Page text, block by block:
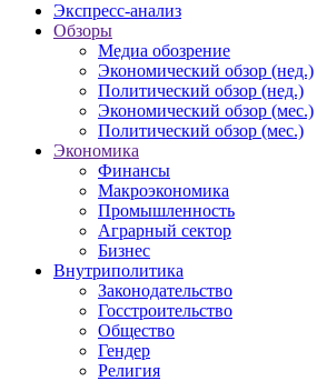
Экспресс-анализ
Обзоры
Медиа обозрение
Экономический обзор (нед.)
Политический обзор (нед.)
Экономический обзор (мес.)
Политический обзор (мес.)
Экономика
Финансы
Макроэкономика
Промышленность
Аграрный сектор
Бизнес
Внутриполитика
Законодательство
Госстроительство
Общество
Гендер
Религия